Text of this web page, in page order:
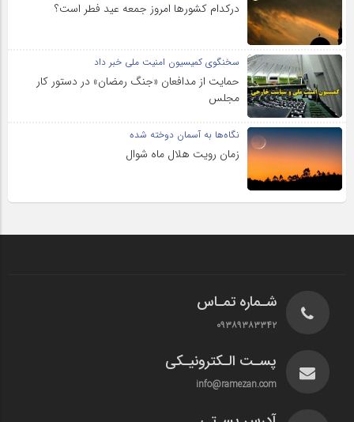
درکدام کشورها امروز جمعه عید فطر است؟
سخنگوی کمیسیون امنیت ملی خبر داد
حمایت از مدافعان «جنگ رمضان» در دستور کار
مجلس
نگاه‌ها به آسمان دوخته شده
زمان رویت هلال ماه شوال
شـماره تمـاس
۰۹۳۸۹۳۸۳۳۴۲
پسـت الـکترونیـکی
info@ramezan.com